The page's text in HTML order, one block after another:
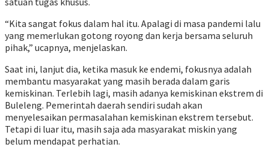
“Kita sangat fokus dalam hal itu. Apalagi di masa pandemi lalu
yang memerlukan gotong royong dan kerja bersama seluruh
pihak,” ucapnya, menjelaskan.
Saat ini, lanjut dia, ketika masuk ke endemi, fokusnya adalah
membantu masyarakat yang masih berada dalam garis
kemiskinan. Terlebih lagi, masih adanya kemiskinan ekstrem di
Buleleng. Pemerintah daerah sendiri sudah akan
menyelesaikan permasalahan kemiskinan ekstrem tersebut.
Tetapi di luar itu, masih saja ada masyarakat miskin yang
belum mendapat perhatian.